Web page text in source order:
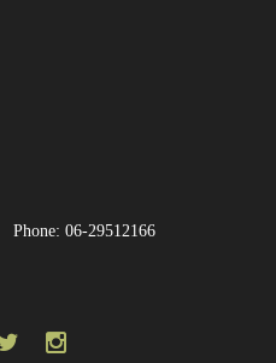
Phone: 06-29512166